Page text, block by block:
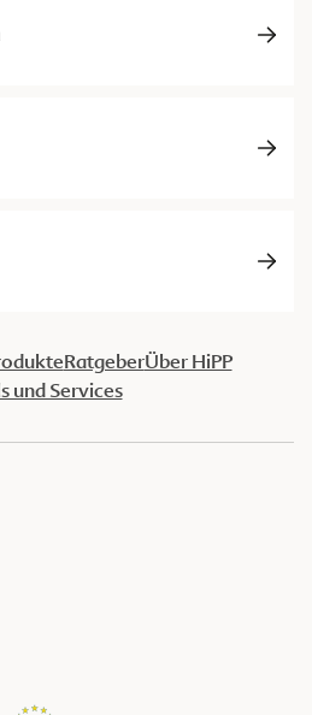
RatgeberÜber HiPP
und Services